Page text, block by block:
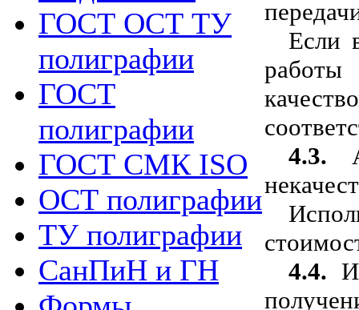
ГОСТ ОСТ ТУ
полиграфии
ГОСТ
полиграфии
ГОСТ СМК ISO
ОСТ полиграфии
ТУ полиграфии
СанПиН и ГН
Если
4.3.
4.4.